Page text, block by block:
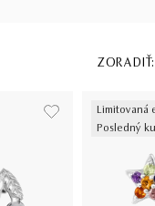
ZORADIŤ:
Limitovaná
Posledný